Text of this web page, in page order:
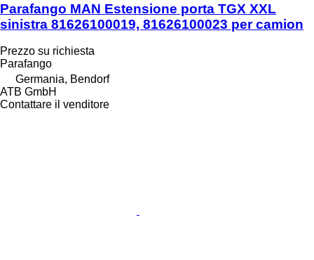
Parafango MAN Estensione porta TGX XXL
sinistra 81626100019, 81626100023 per camion
Prezzo su richiesta
Parafango
Germania, Bendorf
ATB GmbH
Contattare il venditore